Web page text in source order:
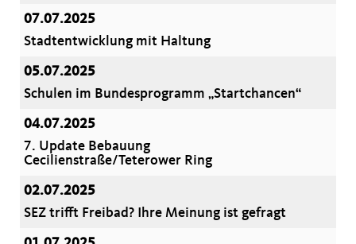
07.07.2025
Stadtentwicklung mit Haltung
05.07.2025
Schulen im Bundesprogramm „Startchancen“
04.07.2025
7. Update Bebauung
Cecilienstraße/Teterower Ring
02.07.2025
SEZ trifft Freibad? Ihre Meinung ist gefragt